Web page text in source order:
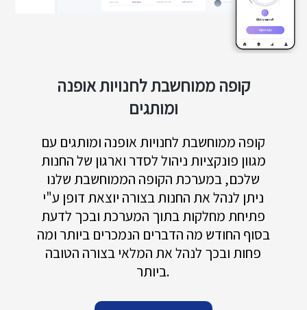
קופה ממוחשבת לחנויות אופנה
ומותגים
קופה ממוחשבת לחנויות אופנה ומותגים עם
מגוון פונקציות ניהול לסדר וארגון של החנות
שלכם, במערכת הקופה הממוחשבת שלנו
ניתן לנהל את החנות בצורה יוצאת דופן ע"י
פתיחת מחלקות בתוך המערכת ובכך לדעת
בסוף החודש מה הדברים הנמכרים ביותר ומה
פחות ובכך לנהל את המלאי בצורה הטובה
ביותר.